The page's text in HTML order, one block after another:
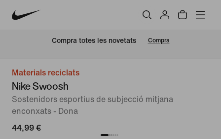
Compra totes les novetats Compra
Materials reciclats
Nike Swoosh
Sostenidors esportius de subjecció mitjana
enconxats - Dona
44,99 €